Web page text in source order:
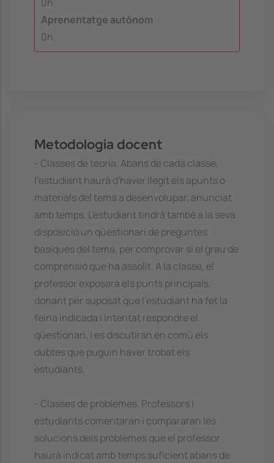
Aprenentatge autònom
0h
Metodologia docent
- Classes de teoria. Abans de cada classe,
l'estudiant haurà d'haver llegit els apunts o
materials del tema a desenvolupar, anunciat
amb temps. L'estudiant tindrà també a la seva
disposició un qüestionari de preguntes
bàsiques del tema, per comprovar si el grau de
comprensió que ha assolit. A la classe, el
professor exposarà els punts principals,
donant per suposat que l'estudiant ha fet la
feina indicada i intentat respondre el
qüestionari, i es discutiran en comú els
dubtes que puguin haver trobat els
estudiants.
- Classes de problemes. Professors i
estudiants comentaran i compararan les
solucions dels problemes que el professor
haurà indicat amb temps suficient abans de